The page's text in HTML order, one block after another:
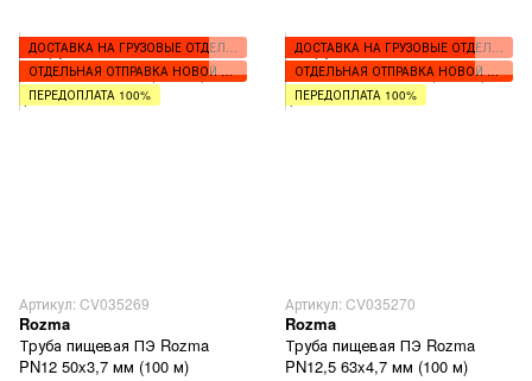
ДОСТАВКА НА ГРУЗОВЫЕ ОТДЕЛЕНИЯ
ОТДЕЛЬНАЯ ОТПРАВКА НОВОЙ ПОЧТОЙ
ПЕРЕДОПЛАТА 100%
Артикул: CV035269
Rozma
Труба пищевая ПЭ Rozma
PN12 50x3,7 мм (100 м)
ДОСТАВКА НА ГРУЗОВЫЕ ОТДЕЛЕНИЯ
ОТДЕЛЬНАЯ ОТПРАВКА НОВОЙ ПОЧТОЙ
ПЕРЕДОПЛАТА 100%
Артикул: CV035270
Rozma
Труба пищевая ПЭ Rozma
PN12,5 63x4,7 мм (100 м)